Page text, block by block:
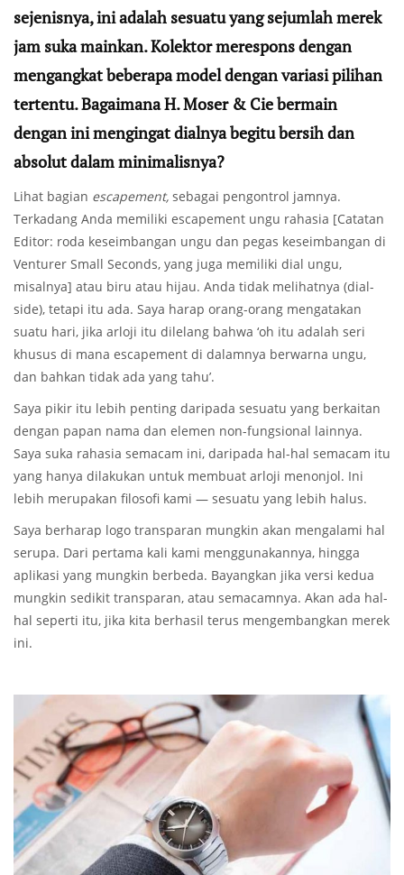
sejenisnya, ini adalah sesuatu yang sejumlah merek
jam suka mainkan. Kolektor merespons dengan
mengangkat beberapa model dengan variasi pilihan
tertentu. Bagaimana H. Moser & Cie bermain
dengan ini mengingat dialnya begitu bersih dan
absolut dalam minimalisnya?
Lihat bagian escapement, sebagai pengontrol jamnya.
Terkadang Anda memiliki escapement ungu rahasia [Catatan
Editor: roda keseimbangan ungu dan pegas keseimbangan di
Venturer Small Seconds, yang juga memiliki dial ungu,
misalnya] atau biru atau hijau. Anda tidak melihatnya (dial-
side), tetapi itu ada. Saya harap orang-orang mengatakan
suatu hari, jika arloji itu dilelang bahwa ‘oh itu adalah seri
khusus di mana escapement di dalamnya berwarna ungu,
dan bahkan tidak ada yang tahu’.
Saya pikir itu lebih penting daripada sesuatu yang berkaitan
dengan papan nama dan elemen non-fungsional lainnya.
Saya suka rahasia semacam ini, daripada hal-hal semacam itu
yang hanya dilakukan untuk membuat arloji menonjol. Ini
lebih merupakan filosofi kami — sesuatu yang lebih halus.
Saya berharap logo transparan mungkin akan mengalami hal
serupa. Dari pertama kali kami menggunakannya, hingga
aplikasi yang mungkin berbeda. Bayangkan jika versi kedua
mungkin sedikit transparan, atau semacamnya. Akan ada hal-
hal seperti itu, jika kita berhasil terus mengembangkan merek
ini.